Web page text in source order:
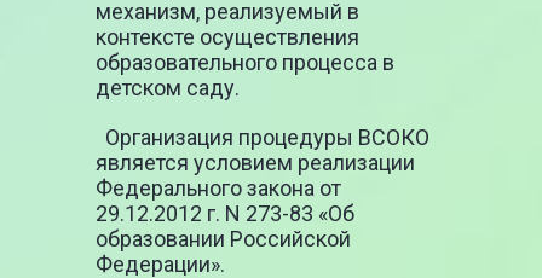
механизм, реализуемый в
контексте осуществления
образовательного процесса в
детском саду.
Организация процедуры ВСОКО
является условием реализации
Федерального закона от
29.12.2012 г. N 273-83 «Об
образовании Российской
Федерации».